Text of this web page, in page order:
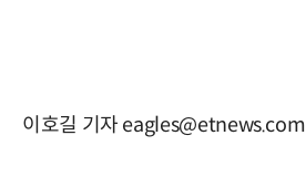
이호길 기자 eagles@etnews.com